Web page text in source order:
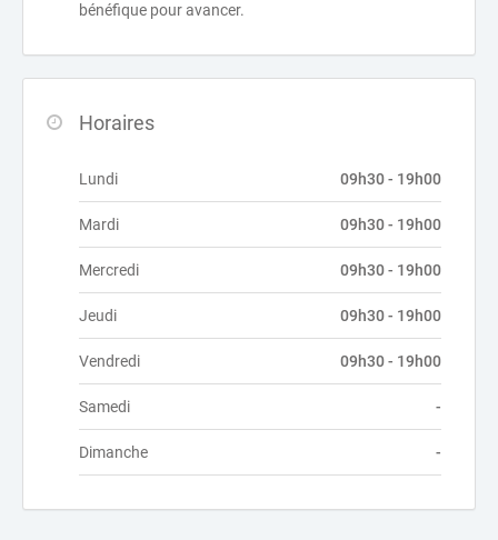
bénéfique pour avancer.
Horaires
Lundi 09h30 - 19h00
Mardi 09h30 - 19h00
Mercredi 09h30 - 19h00
Jeudi 09h30 - 19h00
Vendredi 09h30 - 19h00
Samedi -
Dimanche -